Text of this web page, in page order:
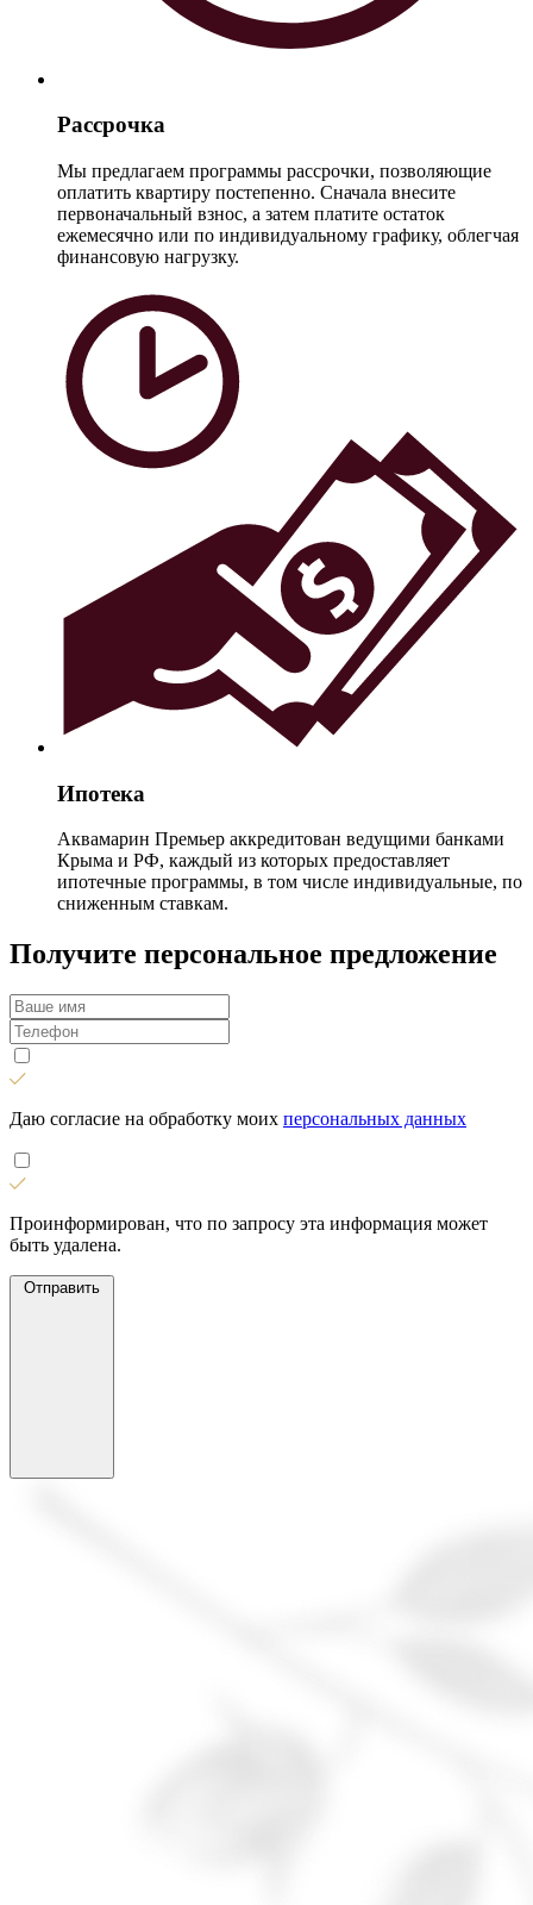
Рассрочка
Мы предлагаем программы рассрочки, позволяющие
оплатить квартиру постепенно. Сначала внесите
первоначальный взнос, а затем платите остаток
ежемесячно или по индивидуальному графику, облегчая
финансовую нагрузку.
Ипотека
Аквамарин Премьер аккредитован ведущими банками
Крыма и РФ, каждый из которых предоставляет
ипотечные программы, в том числе индивидуальные, по
сниженным ставкам.
Получите персональное предложение
Даю согласие на обработку моих персональных данных
Проинформирован, что по запросу эта информация может
быть удалена.
Отправить